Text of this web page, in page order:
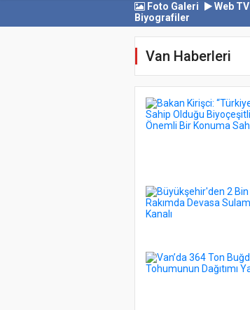
Foto Galeri
Web TV
Biyografiler
Van Haberleri